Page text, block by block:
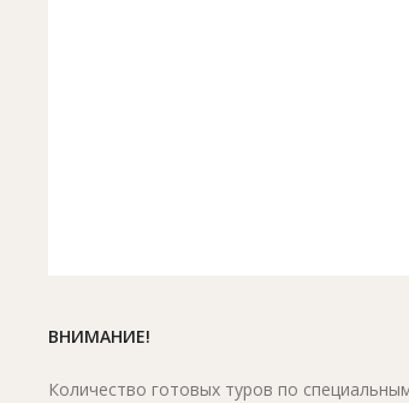
ВНИМАНИЕ!
Количество готовых туров по